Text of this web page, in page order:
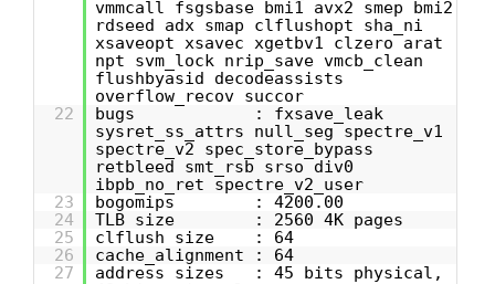
vmmcall fsgsbase bmi1 avx2 smep bmi2
rdseed adx smap clflushopt sha_ni
xsaveopt xsavec xgetbv1 clzero arat
npt svm_lock nrip_save vmcb_clean
flushbyasid decodeassists
overflow_recov succor
22
bugs : fxsave_leak
sysret_ss_attrs null_seg spectre_v1
spectre_v2 spec_store_bypass
retbleed smt_rsb srso div0
ibpb_no_ret spectre_v2_user
23
bogomips : 4200.00
24
TLB size : 2560 4K pages
25
clflush size : 64
26
cache_alignment : 64
27
address sizes : 45 bits physical,